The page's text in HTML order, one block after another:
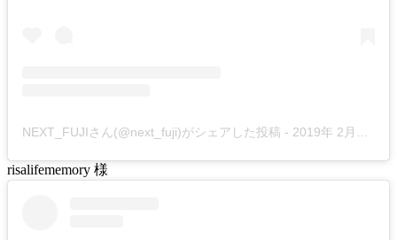
NEXT_FUJIさん(@next_fuji)がシェアした投稿 - 2019年 2月月1日午前2時51分PST
risalifememory 様